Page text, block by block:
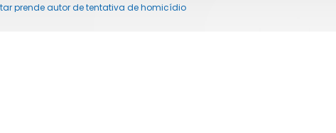
prende autor de tentativa de homicídio